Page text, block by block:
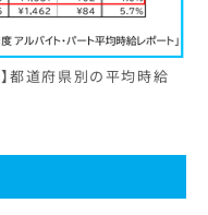
都道府県別の平均時給